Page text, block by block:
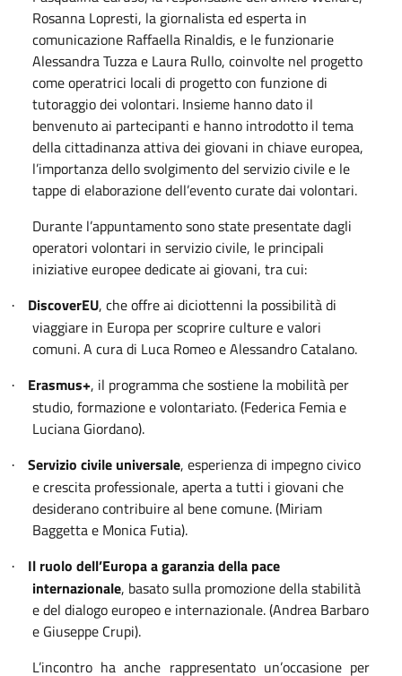
Rosanna Lopresti, la giornalista ed esperta in
comunicazione Raffaella Rinaldis, e le funzionarie
Alessandra Tuzza e Laura Rullo, coinvolte nel progetto
come operatrici locali di progetto con funzione di
tutoraggio dei volontari. Insieme hanno dato il
benvenuto ai partecipanti e hanno introdotto il tema
della cittadinanza attiva dei giovani in chiave europea,
l’importanza dello svolgimento del servizio civile e le
tappe di elaborazione dell’evento curate dai volontari.
Durante l’appuntamento sono state presentate dagli
operatori volontari in servizio civile, le principali
iniziative europee dedicate ai giovani, tra cui:
· DiscoverEU, che offre ai diciottenni la possibilità di
viaggiare in Europa per scoprire culture e valori
comuni. A cura di Luca Romeo e Alessandro Catalano.
· Erasmus+, il programma che sostiene la mobilità per
studio, formazione e volontariato. (Federica Femia e
Luciana Giordano).
· Servizio civile universale, esperienza di impegno civico
e crescita professionale, aperta a tutti i giovani che
desiderano contribuire al bene comune. (Miriam
Baggetta e Monica Futia).
·
Il ruolo dell’Europa a garanzia della pace
internazionale, basato sulla promozione della stabilità
e del dialogo europeo e internazionale. (Andrea Barbaro
e Giuseppe Crupi).
L’incontro ha anche rappresentato un’occasione per